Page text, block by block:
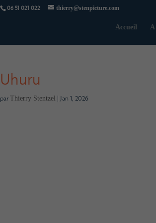
06 51 021 022 thierry@stenpicture.com
Accueil A
Uhuru
parThierry Stentzel | Jan 1, 2026